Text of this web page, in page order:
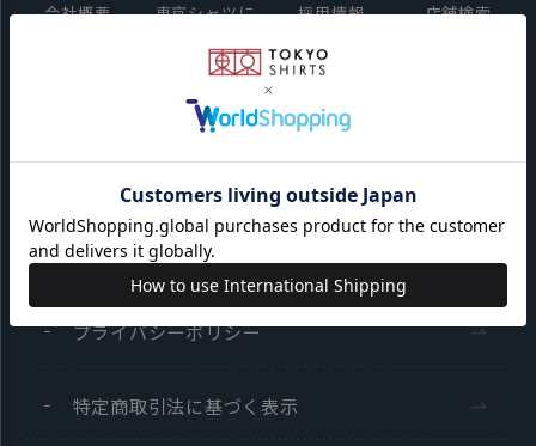
会社概要
東京シャツに
採用情報 店舗検索
ご利用ガイド
サイト利用規約
会員利用規約
プライバシーポリシー
特定商取引法に基づく表示